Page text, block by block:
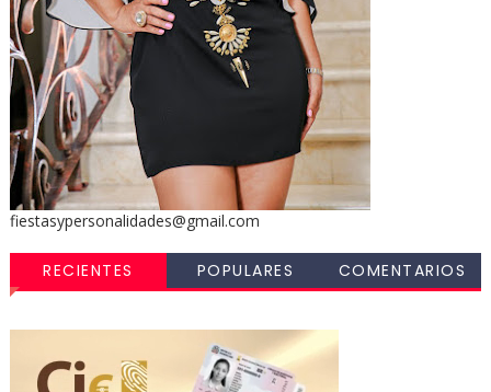
fiestasypersonalidades@gmail.com
RECIENTES POPULARES COMENTARIOS